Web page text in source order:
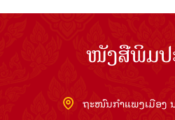
ໜັງສືພິມປ
ຖະໜົນກຳແພງເມືອງ